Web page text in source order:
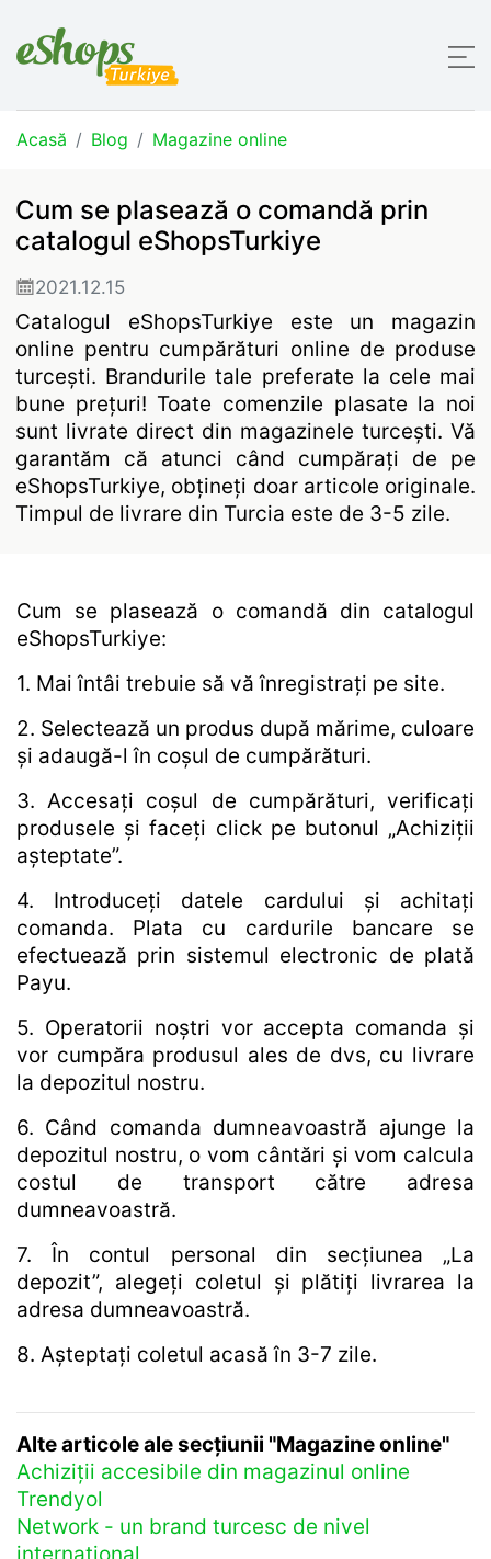
Acasă Blog Magazine online
Cum se plasează o comandă prin
catalogul eShopsTurkiye
2021.12.15
Catalogul eShopsTurkiye este un magazin
online pentru cumpărături online de produse
turcești. Brandurile tale preferate la cele mai
bune prețuri! Toate comenzile plasate la noi
sunt livrate direct din magazinele turcești. Vă
garantăm că atunci când cumpărați de pe
eShopsTurkiye, obțineți doar articole originale.
Timpul de livrare din Turcia este de 3-5 zile.
Cum se plasează o comandă din catalogul
eShopsTurkiye:
1. Mai întâi trebuie să vă înregistrați pe site.
2. Selectează un produs după mărime, culoare
și adaugă-l în coșul de cumpărături.
3. Accesați coșul de cumpărături, verificați
produsele și faceți click pe butonul „Achiziții
așteptate”.
4. Introduceți datele cardului și achitați
comanda. Plata cu cardurile bancare se
efectuează prin sistemul electronic de plată
Payu.
5. Operatorii noștri vor accepta comanda și
vor cumpăra produsul ales de dvs, cu livrare
la depozitul nostru.
6. Când comanda dumneavoastră ajunge la
depozitul nostru, o vom cântări și vom calcula
costul de transport către adresa
dumneavoastră.
7. În contul personal din secțiunea „La
depozit”, alegeți coletul și plătiți livrarea la
adresa dumneavoastră.
8. Așteptați coletul acasă în 3-7 zile.
Alte articole ale secțiunii "Magazine online"
Achiziții accesibile din magazinul online
Trendyol
Network - un brand turcesc de nivel